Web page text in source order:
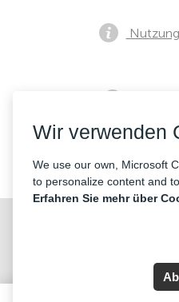
Nummer der Firma: 40221
Wir verwenden
We use our own, Microsoft
to personalize content and
Erfahren Sie mehr über